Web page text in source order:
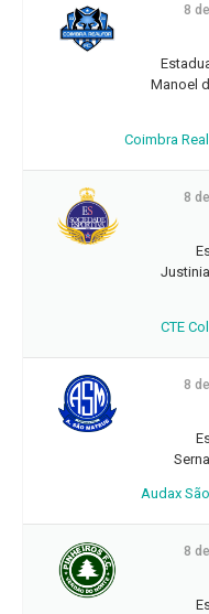
8
Manoel
Coimbra
8
CTE
8
Audax
8